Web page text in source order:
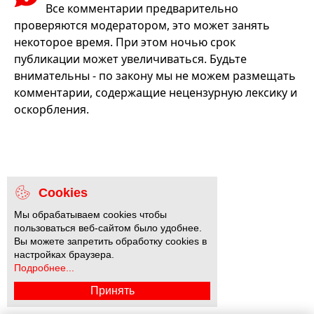
Все комментарии предварительно
проверяются модератором, это может занять
некоторое время. При этом ночью срок
публикации может увеличиваться. Будьте
внимательны - по закону мы не можем размещать
комментарии, содержащие нецензурную лексику и
оскорбления.
Cookies
Мы обрабатываем cookies чтобы
пользоваться веб-сайтом было удобнее.
Вы можете запретить обработку cookies в
настройках браузера.
Подробнее...
Принять